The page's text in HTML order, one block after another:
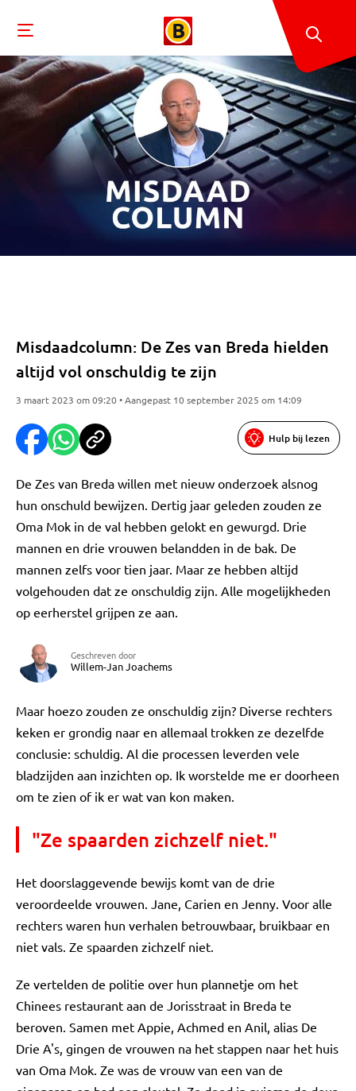
Misdaadcolumn: De Zes van Breda hielden
altijd vol onschuldig te zijn
3 maart 2023 om 09:20 • Aangepast 10 september 2025 om 14:09
Hulp bij lezen
De Zes van Breda willen met nieuw onderzoek alsnog
hun onschuld bewijzen. Dertig jaar geleden zouden ze
Oma Mok in de val hebben gelokt en gewurgd. Drie
mannen en drie vrouwen belandden in de bak. De
mannen zelfs voor tien jaar. Maar ze hebben altijd
volgehouden dat ze onschuldig zijn. Alle mogelijkheden
op eerherstel grijpen ze aan.
Geschreven door
Willem-Jan Joachems
Maar hoezo zouden ze onschuldig zijn? Diverse rechters
keken er grondig naar en allemaal trokken ze dezelfde
conclusie: schuldig. Al die processen leverden vele
bladzijden aan inzichten op. Ik worstelde me er doorheen
om te zien of ik er wat van kon maken.
"Ze spaarden zichzelf niet."
Het doorslaggevende bewijs komt van de drie
veroordeelde vrouwen. Jane, Carien en Jenny. Voor alle
rechters waren hun verhalen betrouwbaar, bruikbaar en
niet vals. Ze spaarden zichzelf niet.
Ze vertelden de politie over hun plannetje om het
Chinees restaurant aan de Jorisstraat in Breda te
beroven. Samen met Appie, Achmed en Anil, alias De
Drie A's, gingen de vrouwen na het stappen naar het huis
van Oma Mok. Ze was de vrouw van een van de